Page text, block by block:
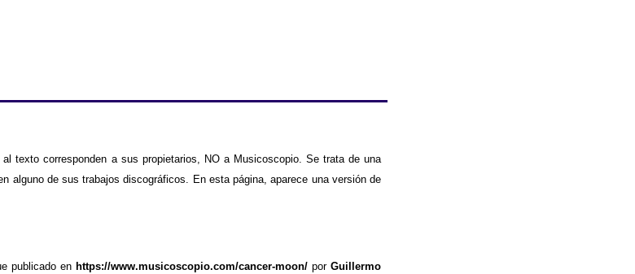
texto corresponden a sus propietarios, NO a Musicoscopio. Se trata de una
alguno de sus trabajos discográficos. En esta página, aparece una versión de
publicado en https://www.musicoscopio.com/cancer-moon/porGuillermo